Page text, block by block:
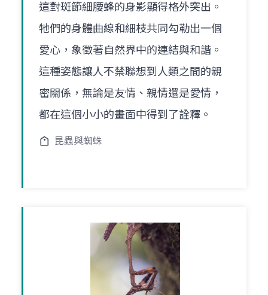
這對斑節細腰蜂的身影顯得格外突出。
牠們的身體曲線和細枝共同勾勒出一個
愛心，象徵著自然界中的連結與和諧。
這種姿態讓人不禁聯想到人類之間的親
密關係，無論是友情、親情還是愛情，
都在這個小小的畫面中得到了詮釋。
昆蟲與蜘蛛